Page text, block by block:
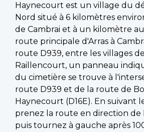
Haynecourt est un village du
Nord situé à 6 kilomètres
de Cambrai et à un kilomètre
route principale d'Arras à
route D939, entre les villages
Raillencourt, un panneau
du cimetière se trouve à
route D939 et de la route de
Haynecourt (D16E). En suivant
prenez la route en direction de
puis tournez à gauche après